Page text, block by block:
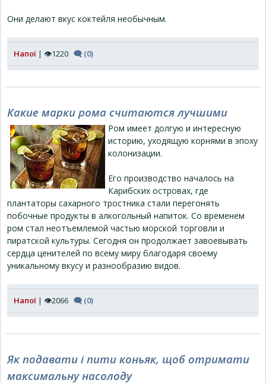
Они делают вкус коктейля необычным.
Напої | 👁1220 🗨 (0)
Какие марки рома считаются лучшими
Ром имеет долгую и интересную
историю, уходящую корнями в эпоху
колонизации.
Его производство началось на
Карибских островах, где
плантаторы сахарного тростника стали перегонять
побочные продукты в алкогольный напиток. Со временем
ром стал неотъемлемой частью морской торговли и
пиратской культуры. Сегодня он продолжает завоевывать
сердца ценителей по всему миру благодаря своему
уникальному вкусу и разнообразию видов.
Напої | 👁2066 🗨 (0)
Як подавати і пити коньяк, щоб отримати
максимальну насолоду